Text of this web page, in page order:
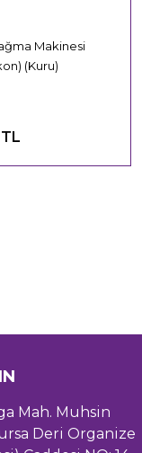
Makinesi
(Kuru)
Mah. Muhsin
Deri Organize